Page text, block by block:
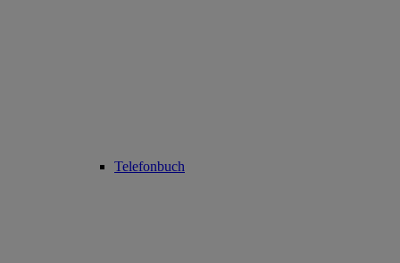
Telefonbuch